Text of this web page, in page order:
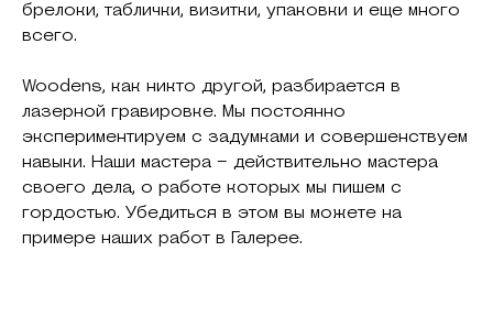
брелоки, таблички, визитки, упаковки и еще много
всего.
Woodens, как никто другой, разбирается в
лазерной гравировке. Мы постоянно
экспериментируем с задумками и совершенствуем
навыки. Наши мастера – действительно мастера
своего дела, о работе которых мы пишем с
гордостью. Убедиться в этом вы можете на
примере наших работ в Галерее.